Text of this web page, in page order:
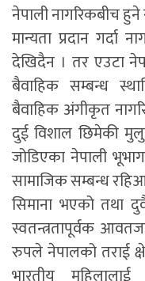
नेपाली नागरिकबीच
मान्यता प्रदान गर्दा
देखिदैन । तर एउटा
बैवाहिक सम्बन्ध
बैवाहिक अंगीकृत
दुई विशाल छिमेकी
जोडिएका नेपाली
सामाजिक सम्बन्ध
सिमाना भएको तथा
स्वतन्त्रतापूर्वक
रुपले नेपालको तराई